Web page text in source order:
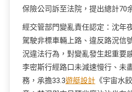
保險公司訴至法院，提出總計70
經交管部門變亂責任認定：沈年
駕駛非標車輛上路、違反路況信
況違法行為，對變亂發生起重要
李密斯行經路口未減速慢行、未
務，承擔33.3遊艇設計 《宇宙水